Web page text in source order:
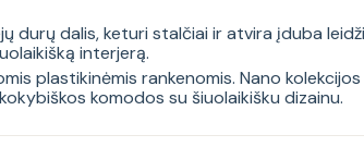
durų dalis, keturi stalčiai ir atvira įduba
interjerą.
plastikinėmis rankenomis. Nano
komodos su šiuolaikišku dizainu.